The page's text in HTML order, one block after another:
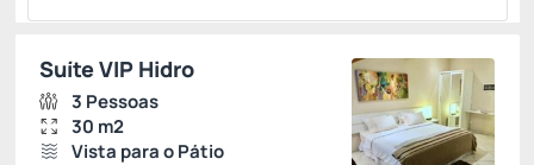
Suíte VIP Hidro
3 Pessoas
30 m2
Vista para o Pátio